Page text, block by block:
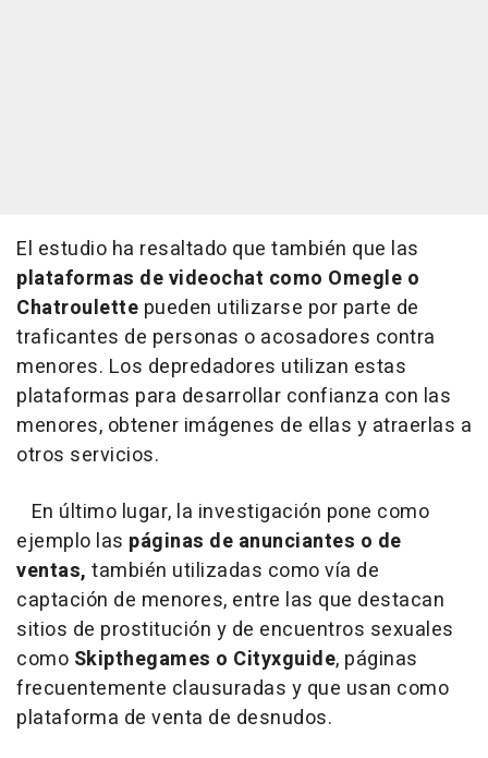
El estudio ha resaltado que también que las
plataformas de videochat como Omegle o
Chatroulette pueden utilizarse por parte de
traficantes de personas o acosadores contra
menores. Los depredadores utilizan estas
plataformas para desarrollar confianza con las
menores, obtener imágenes de ellas y atraerlas a
otros servicios.
En último lugar, la investigación pone como
ejemplo las páginas de anunciantes o de
ventas, también utilizadas como vía de
captación de menores, entre las que destacan
sitios de prostitución y de encuentros sexuales
como Skipthegames o Cityxguide, páginas
frecuentemente clausuradas y que usan como
plataforma de venta de desnudos.